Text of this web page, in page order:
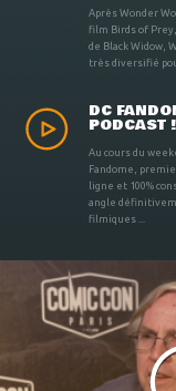
Après Wonder
film Birds of
de Black Widow,
très diversifié
DC
PODCAST !
Au cours du
Fandome,
ligne et 100%
angle
filmiques ...